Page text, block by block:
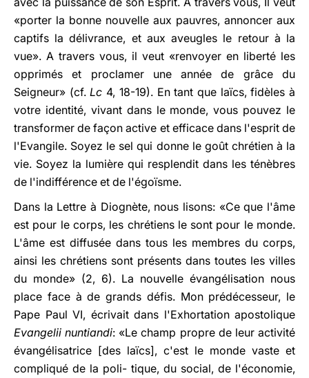
«porter la bonne nouvelle aux pauvres, annoncer aux
captifs la délivrance, et aux aveugles le retour à la
vue». A travers vous, il veut «renvoyer en liberté les
opprimés et proclamer une année de grâce du
Seigneur» (cf.Lc 4, 18-19). En tant que laïcs, fidèles à
votre identité, vivant dans le monde, vous pouvez le
transformer de façon active et efficace dans l'esprit de
l'Evangile. Soyez le sel qui donne le goût chrétien à la
vie. Soyez la lumière qui resplendit dans les ténèbres
de l'indifférence et de l'égoïsme.
Dans la Lettre à Diognète, nous lisons: «Ce que l'âme
est pour le corps, les chrétiens le sont pour le monde.
L'âme est diffusée dans tous les membres du corps,
ainsi les chrétiens sont présents dans toutes les villes
du monde» (2, 6). La nouvelle évangélisation nous
place face à de grands défis. Mon prédécesseur, le
Pape Paul VI, écrivait dans l'Exhortation apostolique
Evangelii nuntiandi: «Le champ propre de leur activité
évangélisatrice [des laïcs], c'est le monde vaste et
compliqué de la poli- tique, du social, de l'économie,